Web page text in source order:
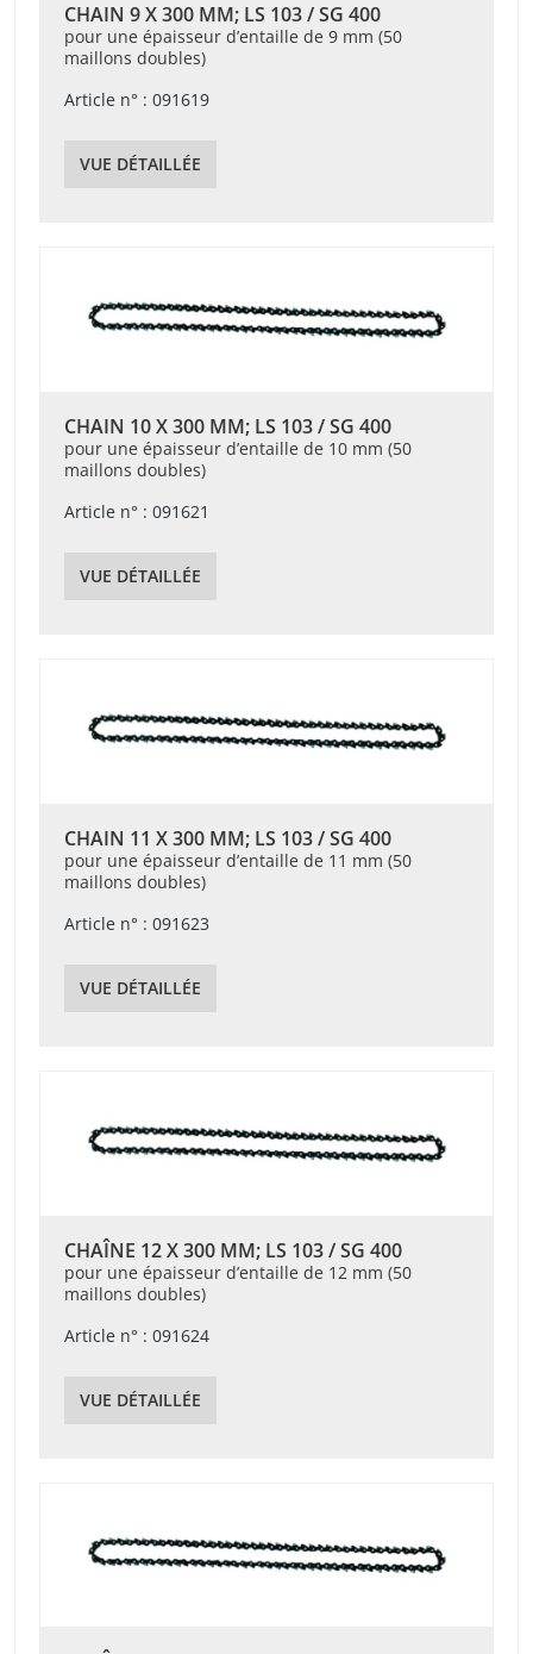
CHAIN 9 X 300 MM; LS 103 / SG 400
pour une épaisseur d’entaille de 9 mm (50
maillons doubles)
Article n° : 091619
VUE DÉTAILLÉE
CHAIN 10 X 300 MM; LS 103 / SG 400
pour une épaisseur d’entaille de 10 mm (50
maillons doubles)
Article n° : 091621
VUE DÉTAILLÉE
CHAIN 11 X 300 MM; LS 103 / SG 400
pour une épaisseur d’entaille de 11 mm (50
maillons doubles)
Article n° : 091623
VUE DÉTAILLÉE
CHAÎNE 12 X 300 MM; LS 103 / SG 400
pour une épaisseur d’entaille de 12 mm (50
maillons doubles)
Article n° : 091624
VUE DÉTAILLÉE